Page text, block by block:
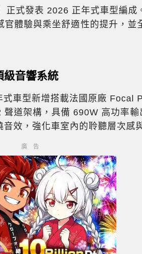
式發表 2026 正年式車型編成
體驗與乘坐舒適性的提升，並
音響系統
車型新增搭載法國原廠 Focal
道架構，具備 690W 高功率
效，強化車室內的聆聽層次感
廣告